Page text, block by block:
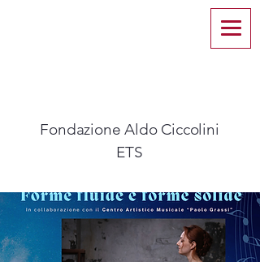
Fondazione Aldo Ciccolini
ETS​